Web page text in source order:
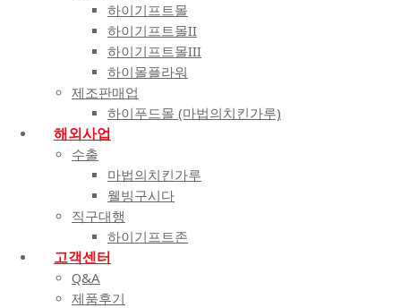
하이기프트몰
하이기프트몰II
하이기프트몰III
하이몰플라워
제조판매업
하이푸드몰 (마법의치킨가루)
해외사업
수출
마법의치킨가루
웰빙구시다
직구대행
하이기프트존
고객센터
Q&A
제품후기